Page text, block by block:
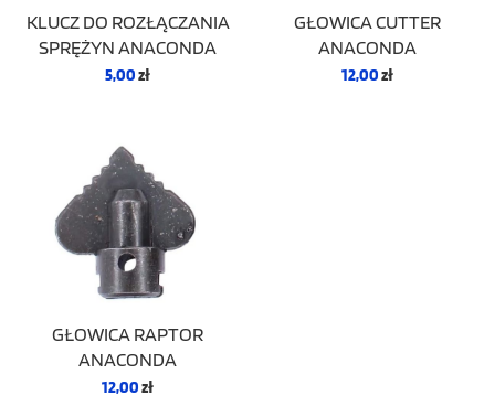
KLUCZ DO ROZŁĄCZANIA
SPRĘŻYN ANACONDA
5,00zł
GŁOWICA CUTTER
ANACONDA
12,00zł
GŁOWICA RAPTOR
ANACONDA
12,00zł